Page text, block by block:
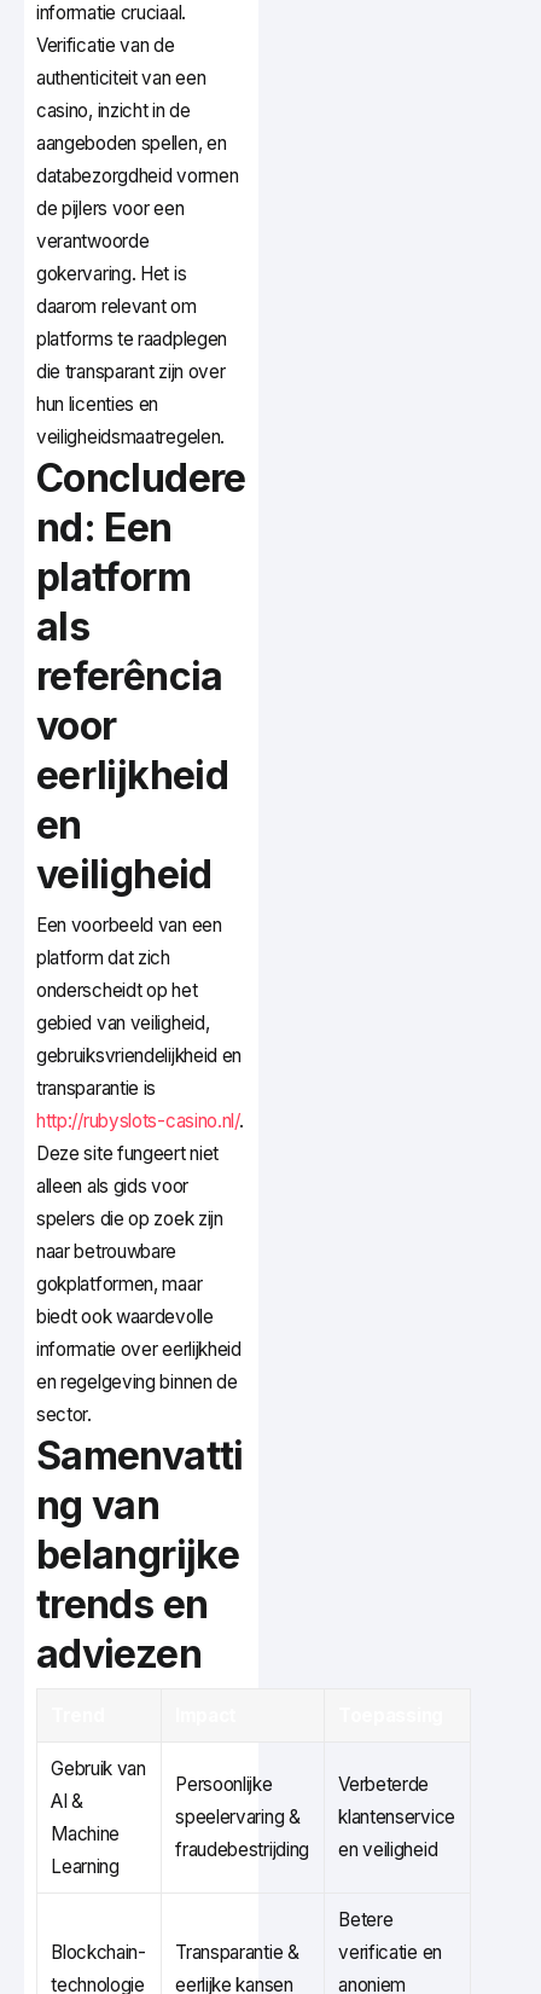
informatie cruciaal.
Verificatie van de
authenticiteit van een
casino, inzicht in de
aangeboden spellen, en
databezorgdheid vormen
de pijlers voor een
verantwoorde
gokervaring. Het is
daarom relevant om
platforms te raadplegen
die transparant zijn over
hun licenties en
veiligheidsmaatregelen.
Concludere
nd: Een
platform
als
referência
voor
eerlijkheid
en
veiligheid
Een voorbeeld van een
platform dat zich
onderscheidt op het
gebied van veiligheid,
gebruiksvriendelijkheid en
transparantie is
http://rubyslots-casino.nl/.
Deze site fungeert niet
alleen als gids voor
spelers die op zoek zijn
naar betrouwbare
gokplatformen, maar
biedt ook waardevolle
informatie over eerlijkheid
en regelgeving binnen de
sector.
Samenvatti
ng van
belangrijke
trends en
adviezen
Gebruik van
AI &
Machine
Learning
Persoonlijke
speelervaring &
fraudebestrijding
Verbeterde
klantenservice
en veiligheid
Blockchain-
technologie
Transparantie &
eerlijke kansen
Betere
verificatie en
anoniem